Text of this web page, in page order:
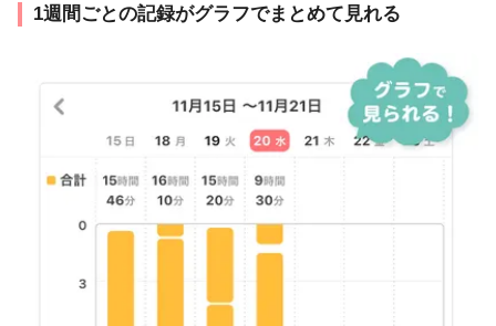
1週間ごとの記録がグラフでまとめて見れる